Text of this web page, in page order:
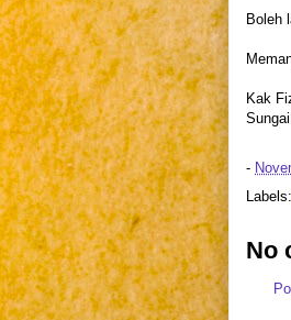
Boleh
Kak
-
Labels:
No